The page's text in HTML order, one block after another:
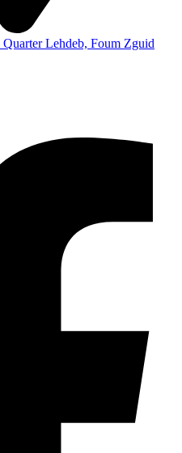
Lehdeb, Foum Zguid